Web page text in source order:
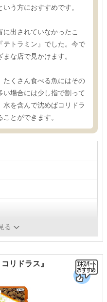
う方におすすめです。
出されていなかったこ
テトラミン』でした。今で
な店で見かけます。
たくさん食べる魚にはその
い場合には少し指で割って
水を含んで沈めばコリドラ
とができます。
る
リドラス』